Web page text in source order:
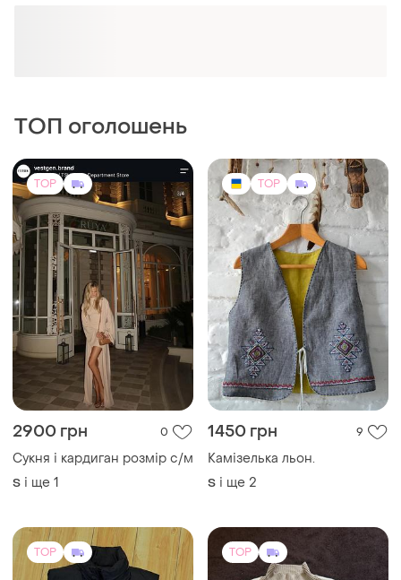
2900 грн 0
Сукня і кардиган розмір с/м
1450 грн 9
Камізелька льон.
S і ще 2